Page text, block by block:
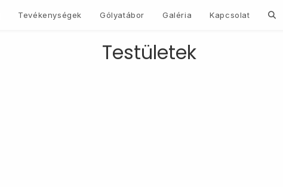
Tevékenységek Gólyatábor Galéria Kapcsolat
Testületek